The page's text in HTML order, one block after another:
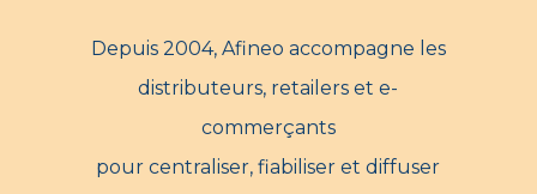
Depuis 2004, Afineo accompagne les
distributeurs, retailers et e-
commerçants
pour centraliser, fiabiliser et diffuser